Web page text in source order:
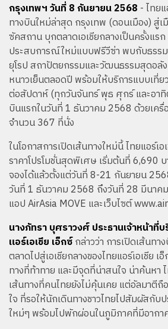
กรุงเทพฯ วันที่ 8 กันยายน 2568 - ไทย
ทางบินใหม่ล่าสุด กรุงเทพ (ดอนเมือง) สู่เ
ซัคสถาน บุกตลาดเอเชียกลางเป็นครั้งแ
ประสบการณ์ใหม่แบบฟรีวีซ่า พบกับธรร
ยุโรป สถาปัตยกรรมและวัฒนธรรมสุดอลั
หนาวเย็นตลอดปี พร้อมให้บริการแบบเที่
ต่อสัปดาห์ (ทุกวันจันทร์ พุธ ศุกร์ และอาทิ
บินแรกในวันที่ 1 ธันวาคม 2568 ด้วยเค
จำนวน 367 ที่นั่ง
ในโอกาสการเปิดเส้นทางใหม่นี้ ไทยแอร์เ
ราคาโปรโมชั่นสุดพิเศษ เริ่มต้นที่ 6,690
จองได้แล้วตั้งแต่วันที่ 8-21 กันยายน
วันที่ 1 ธันวาคม 2568 ถึงวันที่ 28 มีนาค
แอป AirAsia MOVE และเว็บไซต์
นางภัทรา บุศราวงศ์ ประธานเจ้าหน้าที่
แอร์เอเชีย เอ็กซ์กล่าวว่า การเปิดเส้นทา
ตลาดไปสู่เอเชียกลางของไทยแอร์เอเชีย
ทางที่ท้าทาย และมีจุดที่น่าสนใจ น่าค้นหา
เส้นทางที่คนไทยยังไม่คุ้นเคย แต่อัลมาตี
ใจ ที่รอให้นักเดินทางชาวไทยไปสัมผัสกับ
ใหม่ๆ พร้อมไปพักผ่อนในภูมิภาคที่มีอากา